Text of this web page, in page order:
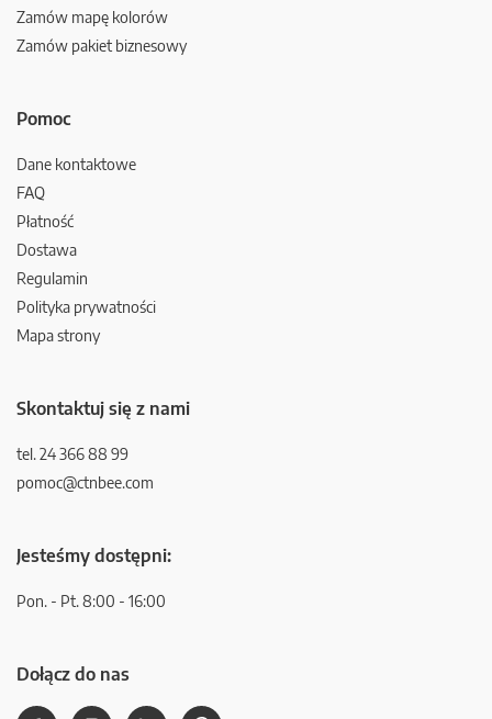
Zamów mapę kolorów
Zamów pakiet biznesowy
Pomoc
Dane kontaktowe
FAQ
Płatność
Dostawa
Regulamin
Polityka prywatności
Mapa strony
Skontaktuj się z nami
tel. 24 366 88 99
pomoc@ctnbee.com
Jesteśmy dostępni:
Pon. - Pt. 8:00 - 16:00
Dołącz do nas